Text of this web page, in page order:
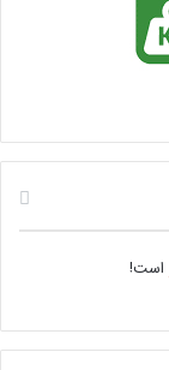
است!